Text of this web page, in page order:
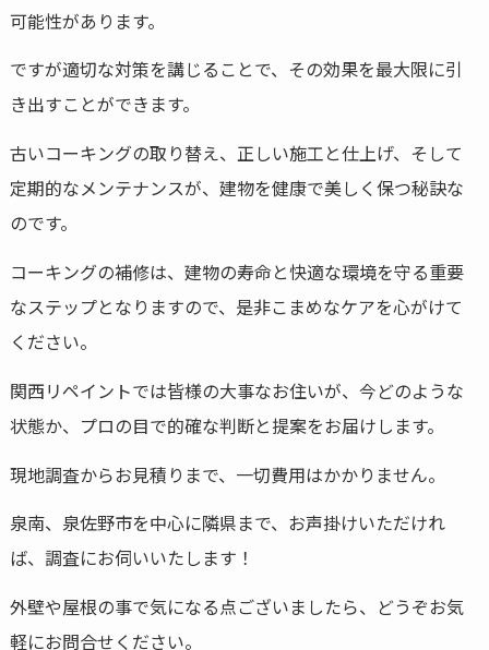
可能性があります。
ですが適切な対策を講じることで、その効果を最大限に引
き出すことができます。
古いコーキングの取り替え、正しい施工と仕上げ、そして
定期的なメンテナンスが、建物を健康で美しく保つ秘訣な
のです。
コーキングの補修は、建物の寿命と快適な環境を守る重要
なステップとなりますので、是非こまめなケアを心がけて
ください。
関西リペイントでは皆様の大事なお住いが、今どのような
状態か、プロの目で的確な判断と提案をお届けします。
現地調査からお見積りまで、一切費用はかかりません。
泉南、泉佐野市を中心に隣県まで、お声掛けいただけれ
ば、調査にお伺いいたします！
外壁や屋根の事で気になる点ございましたら、どうぞお気
軽にお問合せください。